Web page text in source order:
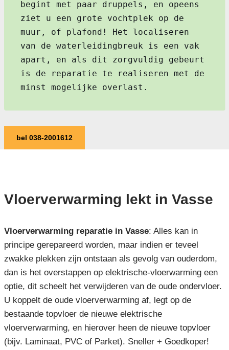
begint met paar druppels, en opeens
ziet u een grote vochtplek op de
muur, of plafond! Het localiseren
van de waterleidingbreuk is een vak
apart, en als dit zorgvuldig gebeurt
is de reparatie te realiseren met de
minst mogelijke overlast.
bel 038-2001612
Vloerverwarming lekt in Vasse
Vloerverwarming reparatie in Vasse: Alles kan in
principe gerepareerd worden, maar indien er teveel
zwakke plekken zijn ontstaan als gevolg van ouderdom,
dan is het overstappen op elektrische-vloerwarming een
optie, dit scheelt het verwijderen van de oude ondervloer.
U koppelt de oude vloerverwarming af, legt op de
bestaande topvloer de nieuwe elektrische
vloerverwarming, en hierover heen de nieuwe topvloer
(bijv. Laminaat, PVC of Parket). Sneller + Goedkoper!